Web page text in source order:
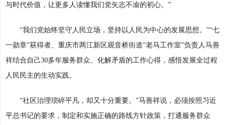
与时代价值，让更多人读懂我们党矢志不渝的初心。”
“我们党始终坚守人民立场，坚持以人民为中心的发展思想。”“七
一勋章”获得者、重庆市两江新区观音桥街道“老马工作室”负责人马善
祥结合自己30多年服务群众、化解矛盾的工作心得，感悟发展全过程
人民民主的生动实践。
“社区治理琐碎平凡，却又十分重要。”马善祥说，必须按照习近
平总书记的要求，制定和实施正确的路线方针政策，打通服务群众